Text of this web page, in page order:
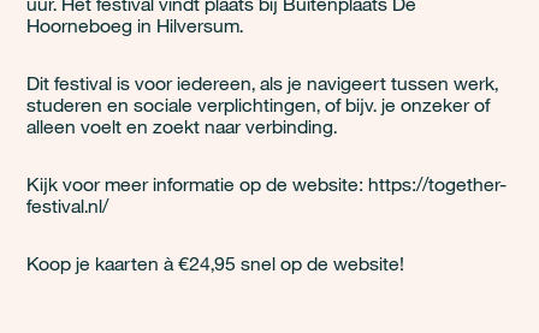
Hoorneboeg in Hilversum.
Dit festival is voor iedereen, als je navigeert tussen werk,
studeren en sociale verplichtingen, of bijv. je onzeker of
alleen voelt en zoekt naar verbinding.
Kijk voor meer informatie op de website: https://together-
festival.nl/
Koop je kaarten à €24,95 snel op de website!